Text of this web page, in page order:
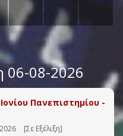
06-08-2026
Πανεπιστημίου -
[Σε Εξέλιξη]